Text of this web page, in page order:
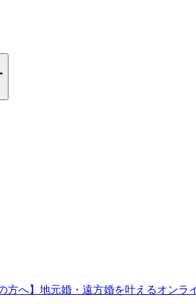
方へ】地元婚・遠方婚を叶えるオンラ